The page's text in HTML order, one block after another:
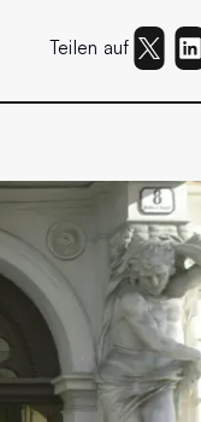
Teilen auf